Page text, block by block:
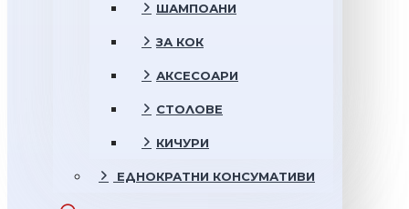
ШАМПОАНИ
ЗА КОК
АКСЕСОАРИ
СТОЛОВЕ
КИЧУРИ
ЕДНОКРАТНИ КОНСУМАТИВИ